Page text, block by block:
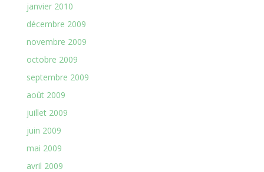
janvier 2010
décembre 2009
novembre 2009
octobre 2009
septembre 2009
août 2009
juillet 2009
juin 2009
mai 2009
avril 2009